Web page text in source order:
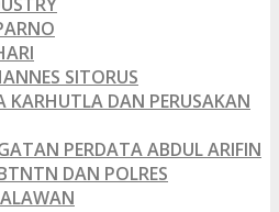
SITORUS
KARHUTLA DAN PERUSAKAN
PERDATA ABDUL ARIFIN
DAN POLRES